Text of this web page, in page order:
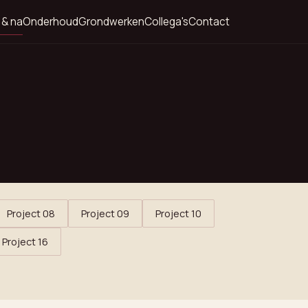
naOnderhoudGrondwerkenCollega'sContact
Project 08 Project 09 Project 10
Project 16